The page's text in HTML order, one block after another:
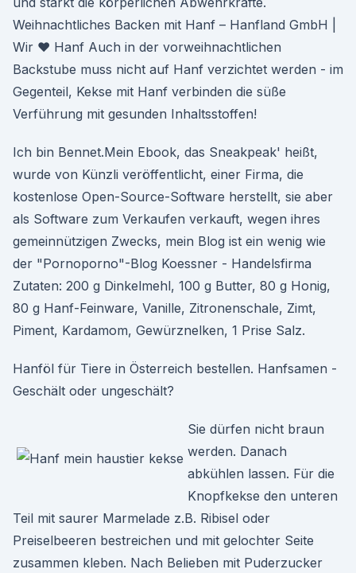
Weihnachtliches Backen mit Hanf – Hanfland GmbH |
Wir ♥ Hanf Auch in der vorweihnachtlichen
Backstube muss nicht auf Hanf verzichtet werden - im
Gegenteil, Kekse mit Hanf verbinden die süße
Verführung mit gesunden Inhaltsstoffen!
Ich bin Bennet.Mein Ebook, das Sneakpeak' heißt,
wurde von Künzli veröffentlicht, einer Firma, die
kostenlose Open-Source-Software herstellt, sie aber
als Software zum Verkaufen verkauft, wegen ihres
gemeinnützigen Zwecks, mein Blog ist ein wenig wie
der "Pornoporno"-Blog Koessner - Handelsfirma
Zutaten: 200 g Dinkelmehl, 100 g Butter, 80 g Honig,
80 g Hanf-Feinware, Vanille, Zitronenschale, Zimt,
Piment, Kardamom, Gewürznelken, 1 Prise Salz.
Hanföl für Tiere in Österreich bestellen. Hanfsamen -
Geschält oder ungeschält?
Sie dürfen nicht braun
werden. Danach
abkühlen lassen. Für die
Knopfkekse den unteren
Teil mit saurer Marmelade z.B. Ribisel oder
Preiselbeeren bestreichen und mit gelochter Seite
zusammen kleben. Nach Belieben mit Puderzucker